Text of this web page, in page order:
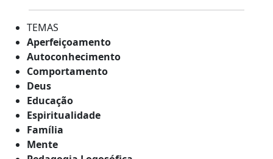
TEMAS
Aperfeiçoamento
Autoconhecimento
Comportamento
Deus
Educação
Espiritualidade
Família
Mente